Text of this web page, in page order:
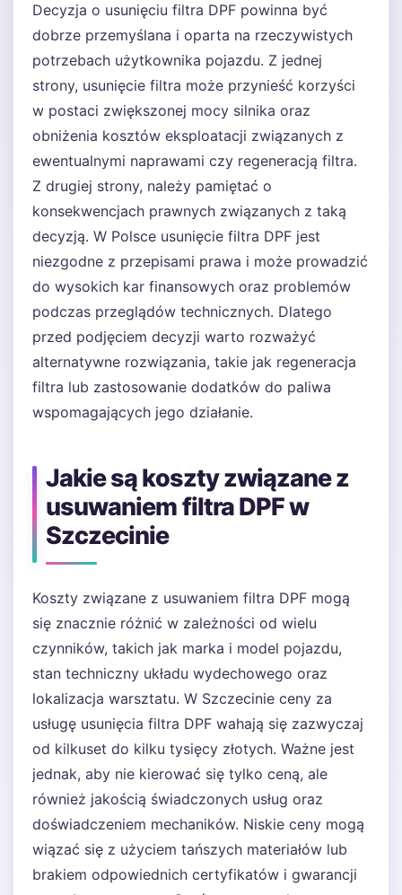
Decyzja o usunięciu filtra DPF powinna być
dobrze przemyślana i oparta na rzeczywistych
potrzebach użytkownika pojazdu. Z jednej
strony, usunięcie filtra może przynieść korzyści
w postaci zwiększonej mocy silnika oraz
obniżenia kosztów eksploatacji związanych z
ewentualnymi naprawami czy regeneracją filtra.
Z drugiej strony, należy pamiętać o
konsekwencjach prawnych związanych z taką
decyzją. W Polsce usunięcie filtra DPF jest
niezgodne z przepisami prawa i może prowadzić
do wysokich kar finansowych oraz problemów
podczas przeglądów technicznych. Dlatego
przed podjęciem decyzji warto rozważyć
alternatywne rozwiązania, takie jak regeneracja
filtra lub zastosowanie dodatków do paliwa
wspomagających jego działanie.
Jakie są koszty związane z
usuwaniem filtra DPF w
Szczecinie
Koszty związane z usuwaniem filtra DPF mogą
się znacznie różnić w zależności od wielu
czynników, takich jak marka i model pojazdu,
stan techniczny układu wydechowego oraz
lokalizacja warsztatu. W Szczecinie ceny za
usługę usunięcia filtra DPF wahają się zazwyczaj
od kilkuset do kilku tysięcy złotych. Ważne jest
jednak, aby nie kierować się tylko ceną, ale
również jakością świadczonych usług oraz
doświadczeniem mechaników. Niskie ceny mogą
wiązać się z użyciem tańszych materiałów lub
brakiem odpowiednich certyfikatów i gwarancji